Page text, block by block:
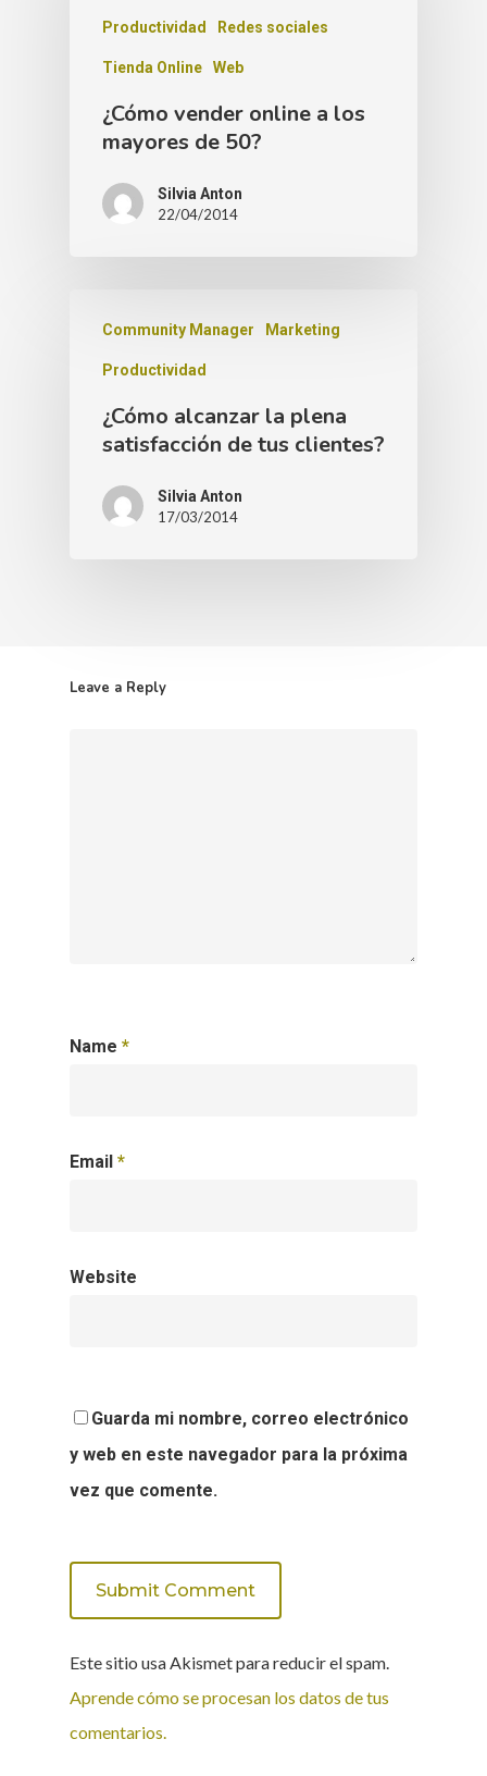
Productividad Redes sociales
Tienda Online Web
¿Cómo vender online a los
mayores de 50?
Silvia Anton
22/04/2014
Community Manager Marketing
Productividad
¿Cómo alcanzar la plena
satisfacción de tus clientes?
Silvia Anton
17/03/2014
Leave a Reply
Name *
Email *
Website
Guarda mi nombre, correo electrónico
y web en este navegador para la próxima
vez que comente.
Este sitio usa Akismet para reducir el spam.
Aprende cómo se procesan los datos de tus
comentarios.